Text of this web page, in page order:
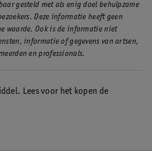
gesteld met als enig doel behulpzame
Deze informatie heeft geen
waarde. Ook is de informatie niet
informatie of gegevens van artsen,
en professionals.
Lees voor het kopen de